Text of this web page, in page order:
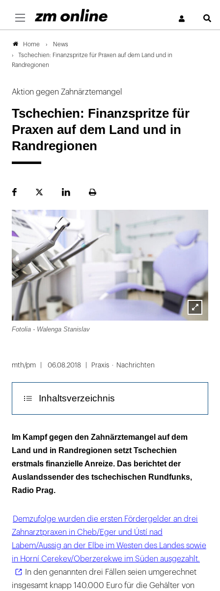
Home
News
Tschechien: Finanzspritze für Praxen auf dem Land und in
Randregionen
Aktion gegen Zahnärztemangel
Tschechien: Finanzspritze für
Praxen auf dem Land und in
Randregionen
FacebookPlattformLinekdInSeite
Lightbox
Fotolia - Walenga Stanislav
mth/pm 06.08.2018 Praxis Nachrichten
Inhaltsverzeichnis
Maximale Förderung von 46.750 Euro für 60
Monate
Im Kampf gegen den Zahnärztemangel auf dem
Land und in Randregionen setzt Tschechien
erstmals finanzielle Anreize. Das berichtet der
Auslandssender des tschechischen Rundfunks,
Radio Prag.
Demzufolge wurden die ersten Fördergelder an drei
Zahnarztpraxen in Cheb/Eger und Ústí nad
Labem/Aussig an der Elbe im Westen des Landes sowie
in Horní Cerekev/Oberzerekwe im Süden ausgezahlt.
In den genannten drei Fällen seien umgerechnet
insgesamt knapp 140.000 Euro für die Gehälter von